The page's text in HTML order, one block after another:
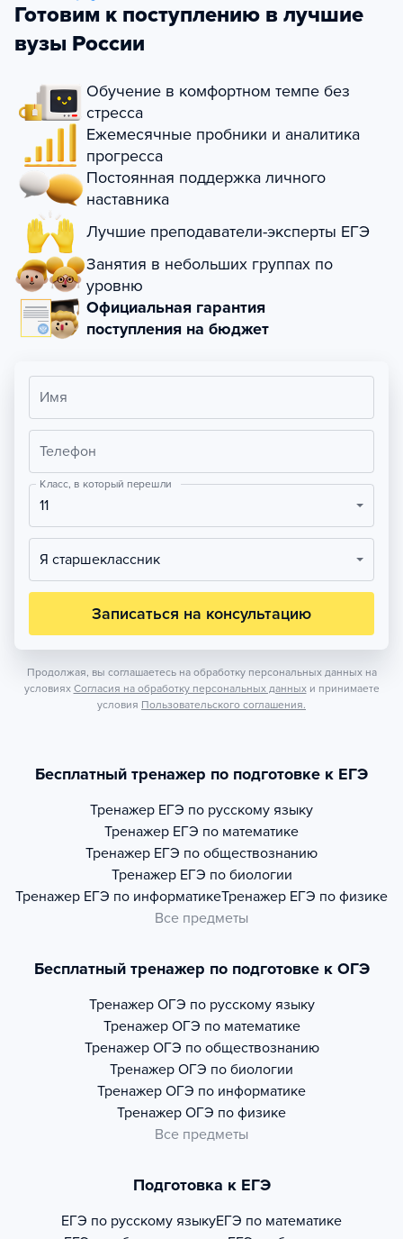
Готовим к поступлению в лучшие
вузы России
Обучение в комфортном темпе без
стресса
Ежемесячные пробники и аналитика
прогресса
Постоянная поддержка личного
наставника
Лучшие преподаватели-эксперты ЕГЭ
Занятия в небольших группах по
уровню
Официальная гарантия
поступления на бюджет
Имя
Телефон
Класс, в который перешли
11
Я старшеклассник
Записаться на консультацию
Продолжая, вы соглашаетесь на обработку персональных данных на
условиях Согласия на обработку персональных данных и принимаете
условия Пользовательского соглашения.
Бесплатный тренажер по подготовке к ЕГЭ
Тренажер ЕГЭ по русскому языку
Тренажер ЕГЭ по математике
Тренажер ЕГЭ по обществознанию
Тренажер ЕГЭ по биологии
Тренажер ЕГЭ по информатикеТренажер ЕГЭ по физике
Все предметы
Бесплатный тренажер по подготовке к ОГЭ
Тренажер ОГЭ по русскому языку
Тренажер ОГЭ по математике
Тренажер ОГЭ по обществознанию
Тренажер ОГЭ по биологии
Тренажер ОГЭ по информатике
Тренажер ОГЭ по физике
Все предметы
Подготовка к ЕГЭ
ЕГЭ по русскому языкуЕГЭ по математике